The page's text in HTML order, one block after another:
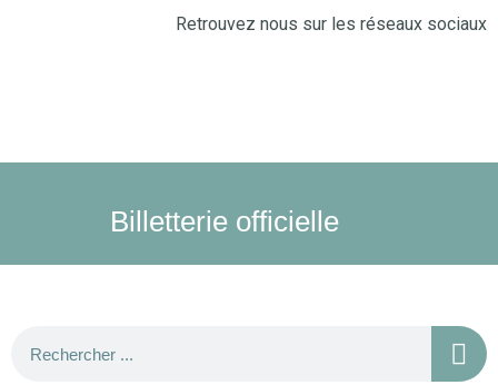
Retrouvez nous sur les réseaux sociaux
Billetterie officielle